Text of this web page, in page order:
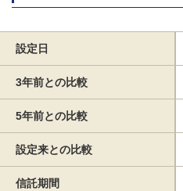
設定日
3年前との比較
5年前との比較
設定来との比較
信託期間